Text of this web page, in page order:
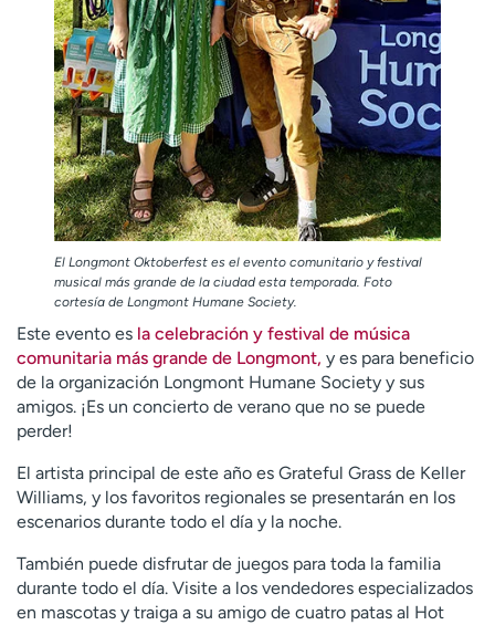
El Longmont Oktoberfest es el evento comunitario y festival
musical más grande de la ciudad esta temporada. Foto
cortesía de Longmont Humane Society.
Este evento es la celebración y festival de música
comunitaria más grande de Longmont, y es para beneficio
de la organización Longmont Humane Society y sus
amigos. ¡Es un concierto de verano que no se puede
perder!
El artista principal de este año es Grateful Grass de Keller
Williams, y los favoritos regionales se presentarán en los
escenarios durante todo el día y la noche.
También puede disfrutar de juegos para toda la familia
durante todo el día. Visite a los vendedores especializados
en mascotas y traiga a su amigo de cuatro patas al Hot